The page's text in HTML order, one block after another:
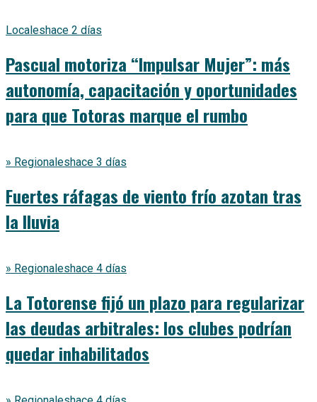
Localeshace 2 días
Pascual motoriza “Impulsar Mujer”: más
autonomía, capacitación y oportunidades
para que Totoras marque el rumbo
» Regionaleshace 3 días
Fuertes ráfagas de viento frío azotan tras
la lluvia
» Regionaleshace 4 días
La Totorense fijó un plazo para regularizar
las deudas arbitrales: los clubes podrían
quedar inhabilitados